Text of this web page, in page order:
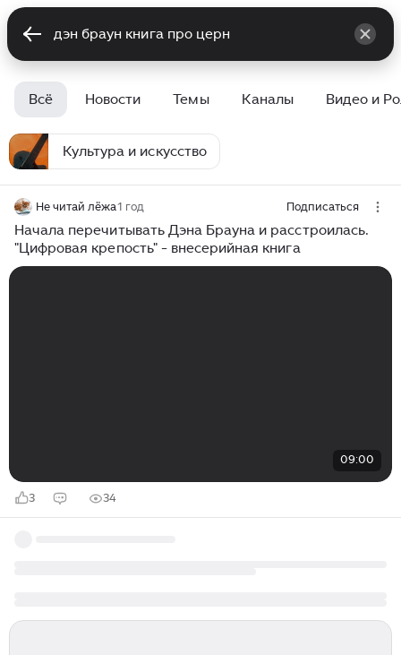
Всё Новости Темы Каналы Видео и
Культура и искусство
Не читай лёжа1 год Подписаться
Начала перечитывать Дэна Брауна и расстроилась.
"Цифровая крепость" - внесерийная книга
09:00
3 34